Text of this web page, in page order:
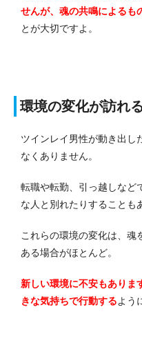
せんが、魂の共鳴によるも
とが大切ですよ。
環境の変化が訪れ
ツインレイ男性が動き出し
なくありません。
転職や転勤、引っ越しなど
な人と別れたりすることも
これらの環境の変化は、魂
ある場合がほとんど。
新しい環境に不安もありま
きな気持ちで行動するよう